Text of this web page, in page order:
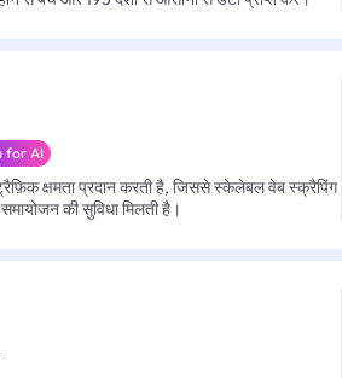
for AI
क्षमता प्रदान करती है, जिससे स्केलेबल वेब स्क्रैपिंग
की सुविधा मिलती है।